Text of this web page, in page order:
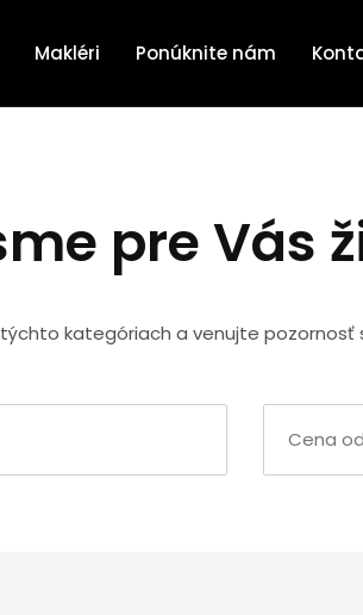
Makléri Ponúknite nám
pre Vás
kategóriach a venujte pozornosť